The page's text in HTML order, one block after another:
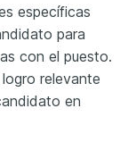
específicas
para
con el puesto.
relevante
en